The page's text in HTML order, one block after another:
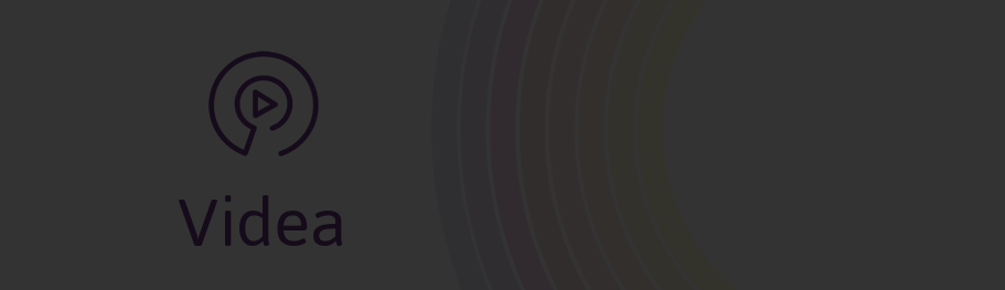
Videa